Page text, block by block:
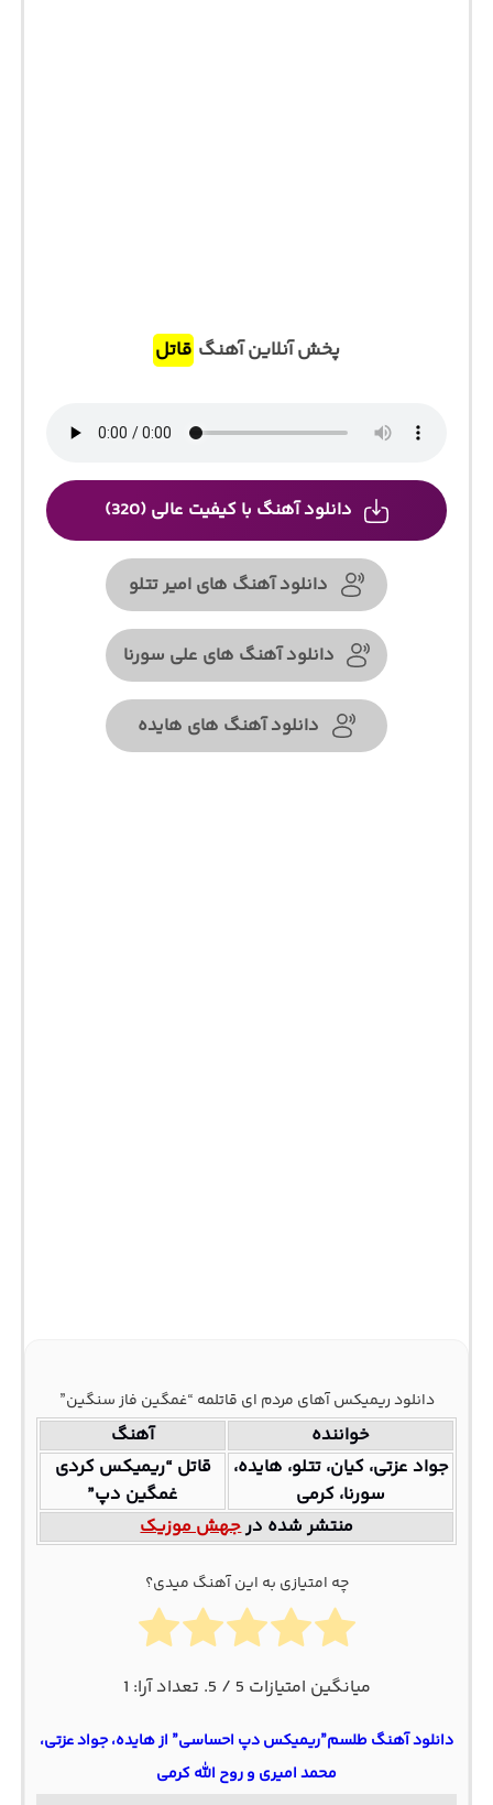
پخش آنلاین آهنگ قاتل
دانلود آهنگ با کیفیت عالی (320)
دانلود آهنگ های امیر تتلو
دانلود آهنگ های علی سورنا
دانلود آهنگ های هایده
دانلود ریمیکس آهای مردم ای قاتلمه “غمگین فاز سنگین”
خواننده
آهنگ
جواد عزتی، کیان، تتلو، هایده،
سورنا، کرمی
قاتل “ریمیکس کردی
غمگین دپ”
منتشر شده درجهش موزیک
چه امتیازی به این آهنگ میدی؟
میانگین امتیازات 5 / 5. تعداد آرا: 1
دانلود آهنگ طلسم”ریمیکس دپ احساسی” از هایده، جواد عزتی،
محمد امیری و روح الله کرمی